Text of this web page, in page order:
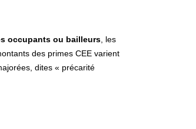
occupants ou bailleurs, les
des primes CEE varient
dites « précarité